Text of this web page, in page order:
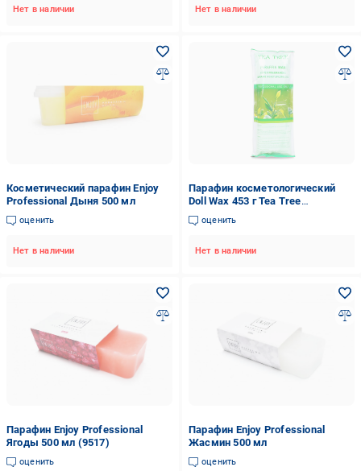
Нет в наличии Нет в наличии
Косметический парафин Enjoy
Professional Дыня 500 мл
оценить
Нет в наличии
Парафин косметологический
Doll Wax 453 г Tea Tree
парафинотерапия
оценить
Нет в наличии
Парафин Enjoy Professional
Ягоды 500 мл (9517)
оценить
Парафин Enjoy Professional
Жасмин 500 мл
оценить